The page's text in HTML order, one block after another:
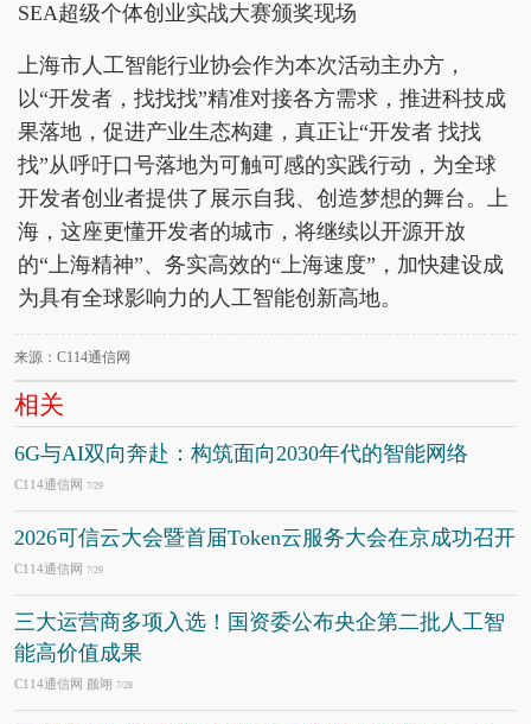
SEA超级个体创业实战大赛颁奖现场
上海市人工智能行业协会作为本次活动主办方，
以“开发者，找找找”精准对接各方需求，推进科技成
果落地，促进产业生态构建，真正让“开发者 找找
找”从呼吁口号落地为可触可感的实践行动，为全球
开发者创业者提供了展示自我、创造梦想的舞台。上
海，这座更懂开发者的城市，将继续以开源开放
的“上海精神”、务实高效的“上海速度”，加快建设成
为具有全球影响力的人工智能创新高地。
来源：C114通信网
相关
6G与AI双向奔赴：构筑面向2030年代的智能网络
C114通信网 7/29
2026可信云大会暨首届Token云服务大会在京成功召开
C114通信网 7/29
三大运营商多项入选！国资委公布央企第二批人工智
能高价值成果
C114通信网 颜翊 7/28